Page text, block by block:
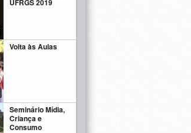
UFRGS 2019
Volta às Aulas
Seminário Mídia,
Criança e
Consumo